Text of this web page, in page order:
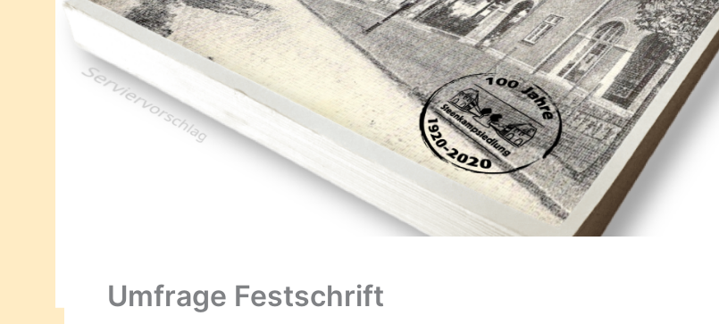
Umfrage Festschrift